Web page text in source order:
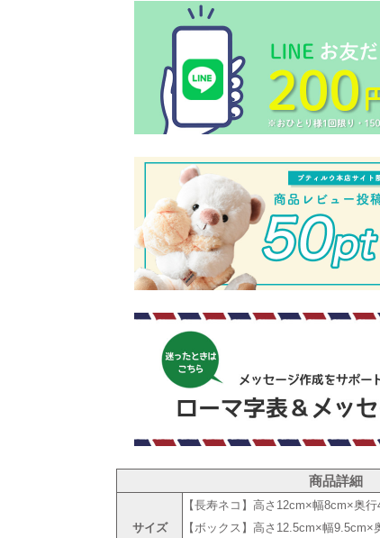
商品詳細
サイズ
【長寿ネコ】高さ12cm×幅8cm×奥
【ボックス】高さ12.5cm×幅9.5cm×